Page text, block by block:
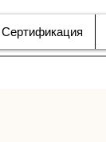
Сертификация